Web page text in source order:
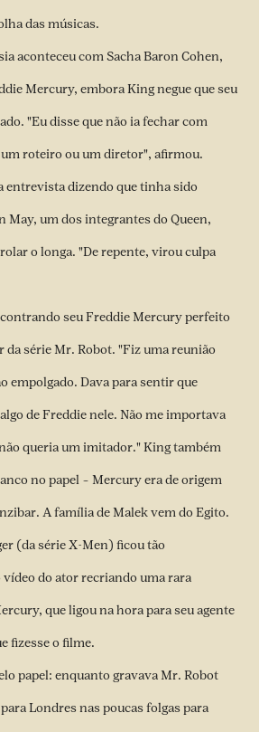
das músicas.
aconteceu com Sacha Baron Cohen,
Mercury, embora King negue que seu
"Eu disse que não ia fechar com
roteiro ou um diretor", afirmou.
entrevista dizendo que tinha sido
May, um dos integrantes do Queen,
o longa. "De repente, virou culpa
seu Freddie Mercury perfeito
da série Mr. Robot. "Fiz uma reunião
empolgado. Dava para sentir que
de Freddie nele. Não me importava
queria um imitador." King também
no papel – Mercury era de origem
A família de Malek vem do Egito.
(da série X-Men) ficou tão
do ator recriando uma rara
que ligou na hora para seu agente
fizesse o filme.
papel: enquanto gravava Mr. Robot
Londres nas poucas folgas para